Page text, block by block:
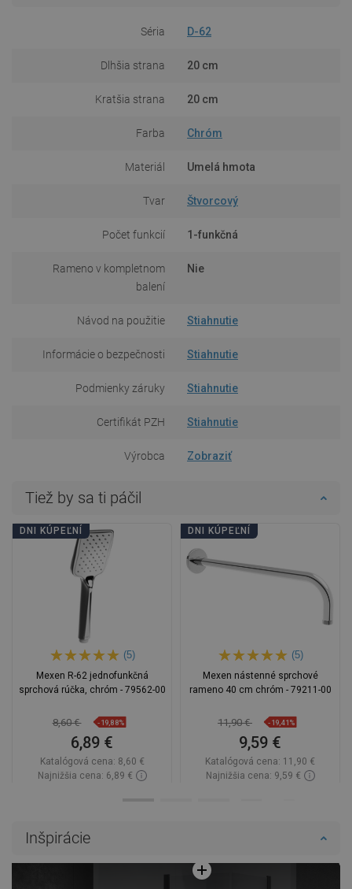
Séria D-62
Dlhšia strana 20 cm
Kratšia strana 20 cm
Farba Chróm
Materiál Umelá hmota
Tvar Štvorcový
Počet funkcií 1-funkčná
Rameno v kompletnom
balení
Nie
Návod na použitie Stiahnutie
Informácie o bezpečnosti Stiahnutie
Podmienky záruky Stiahnutie
Certifikát PZH Stiahnutie
Výrobca Zobraziť
Tiež by sa ti páčil
DNI KÚPEĽNÍ
(5)
Mexen R-62 jednofunkčná
sprchová rúčka, chróm - 79562-00
8,60 € -19,88%
6,89 €
Katalógová cena: 8,60 €
Najnižšia cena: 6,89 €
DNI KÚPEĽNÍ
(5)
Mexen nástenné sprchové
rameno 40 cm chróm - 79211-00
11,90 € -19,41%
9,59 €
Katalógová cena: 11,90 €
Najnižšia cena: 9,59 €
Inšpirácie